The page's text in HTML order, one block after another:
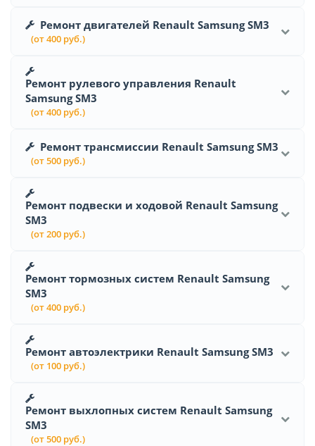
Ремонт двигателей Renault Samsung SM3
(от 400 руб.)
Ремонт рулевого управления Renault
Samsung SM3
(от 400 руб.)
Ремонт трансмиссии Renault Samsung SM3
(от 500 руб.)
Ремонт подвески и ходовой Renault Samsung
SM3
(от 200 руб.)
Ремонт тормозных систем Renault Samsung
SM3
(от 400 руб.)
Ремонт автоэлектрики Renault Samsung SM3
(от 100 руб.)
Ремонт выхлопных систем Renault Samsung
SM3
(от 500 руб.)